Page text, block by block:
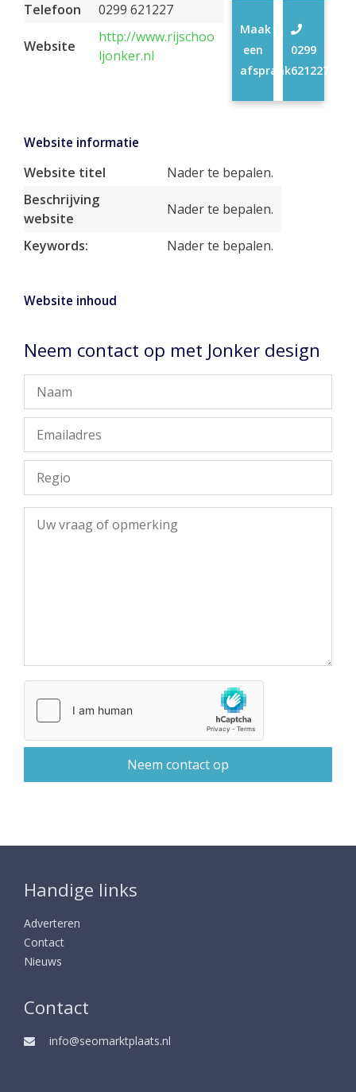
Telefoon
0299 621227
Website
http://www.rijschoo
ljonker.nl
0299
621227
Maak
een
afspraak
Website informatie
Website titel
Nader te bepalen.
Beschrijving
website
Nader te bepalen.
Keywords: Nader te bepalen.
Website inhoud
Neem contact op met Jonker design
Handige links
Adverteren
Contact
Nieuws
Contact
info@seomarktplaats.nl